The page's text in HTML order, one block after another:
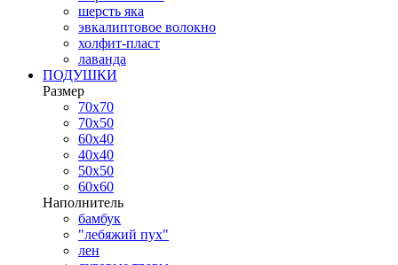
шерсть яка
эвкалиптовое волокно
холфит-пласт
лаванда
ПОДУШКИ
Размер
70х70
70х50
60х40
40х40
50х50
60х60
Наполнитель
бамбук
"лебяжий пух"
лен